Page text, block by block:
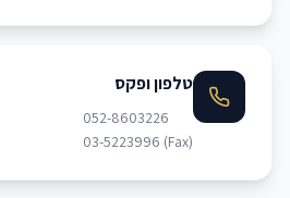
טלפון ופקס
052-8603226
03-5223996 (Fax)